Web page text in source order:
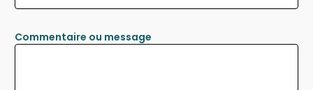
Commentaire ou message